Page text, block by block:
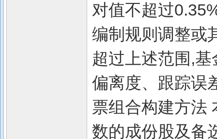
对值不超过
编制规则调整或
超过上述范围,
偏离度、跟踪误
票组合构建方法
数的成份股及备